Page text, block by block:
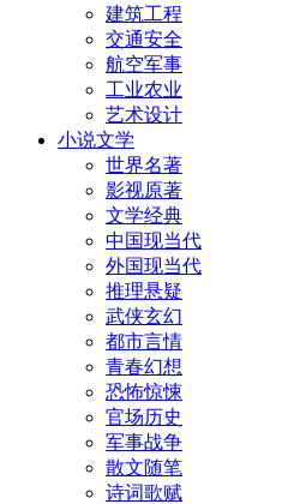
建筑工程
交通安全
航空军事
工业农业
艺术设计
小说文学
世界名著
影视原著
文学经典
中国现当代
外国现当代
推理悬疑
武侠玄幻
都市言情
青春幻想
恐怖惊悚
官场历史
军事战争
散文随笔
诗词歌赋